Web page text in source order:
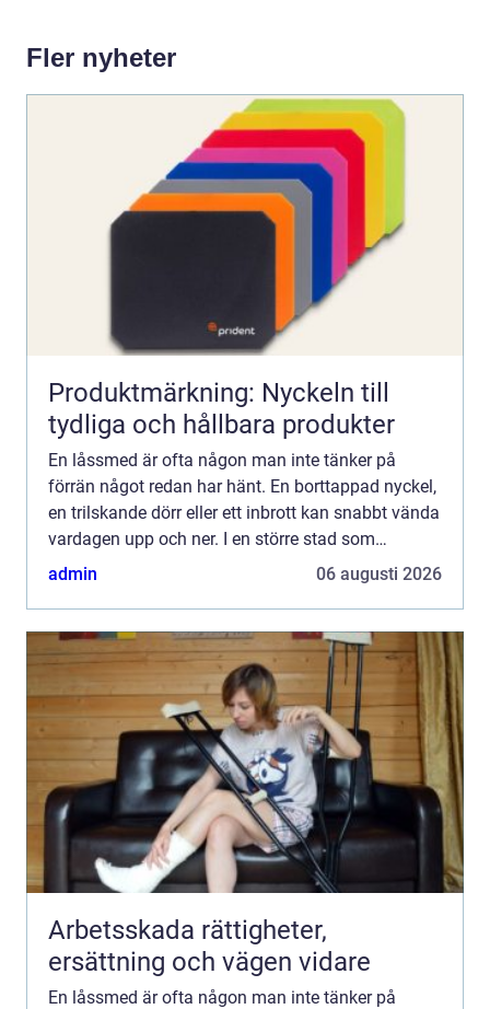
Fler nyheter
Produktmärkning: Nyckeln till
tydliga och hållbara produkter
En låssmed är ofta någon man inte tänker på
förrän något redan har hänt. En borttappad nyckel,
en trilskande dörr eller ett inbrott kan snabbt vända
vardagen upp och ner. I en större stad som
Göteborg blir behovet av snabb, säker och
admin 06 augusti 2026
Arbetsskada rättigheter,
ersättning och vägen vidare
En låssmed är ofta någon man inte tänker på